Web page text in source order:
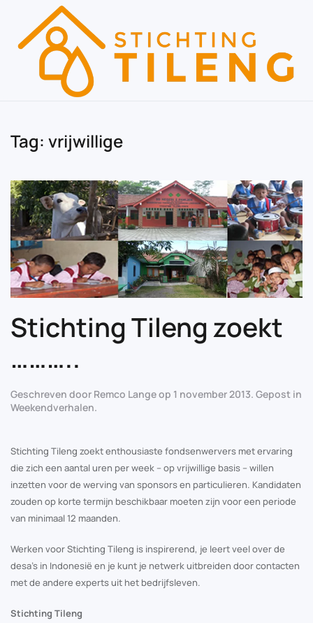
Skip to main content
Tag: vrijwillige
Stichting Tileng zoekt
………..
Geschreven door Remco Langeop 1 november 2013. Gepost in
Weekendverhalen.
Stichting Tileng zoekt enthousiaste fondsenwervers met ervaring
die zich een aantal uren per week – op vrijwillige basis – willen
inzetten voor de werving van sponsors en particulieren. Kandidaten
zouden op korte termijn beschikbaar moeten zijn voor een periode
van minimaal 12 maanden.
Werken voor Stichting Tileng is inspirerend, je leert veel over de
desa’s in Indonesië en je kunt je netwerk uitbreiden door contacten
met de andere experts uit het bedrijfsleven.
Stichting Tileng